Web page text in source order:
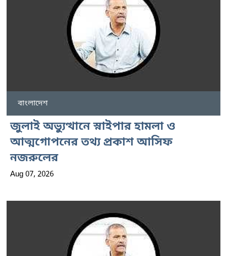
বাংলাদেশ
জুলাই অভ্যুত্থানে স্নাইপার হামলা ও
আত্মগোপনের তথ্য প্রকাশ আসিফ
নজরুলের
Aug 07, 2026